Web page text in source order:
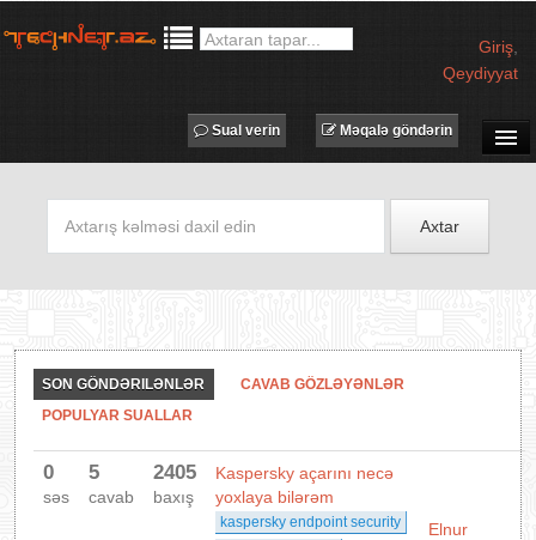
Giriş
Qeydiyyat
MƏQALƏLƏR
İŞ ELANLARI
IT LÜĞƏT
XƏBƏRLƏR
Məqalə göndərin
Sual verin
Axtar
SON GÖNDƏRILƏNLƏR
CAVAB GÖZLƏYƏNLƏR
POPULYAR SUALLAR
0
səs
5
cavab
2405
baxış
Kaspersky açarını necə
yoxlaya bilərəm
kaspersky endpoint security
Elnur